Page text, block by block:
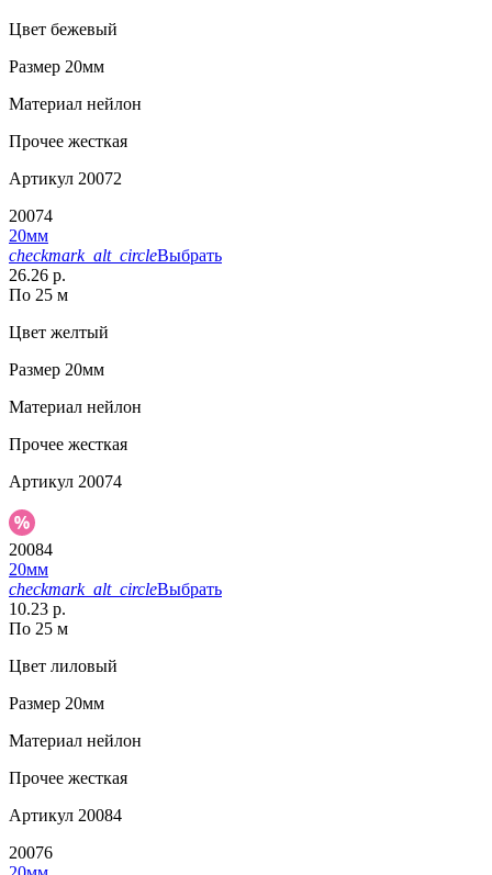
Цвет бежевый
Размер 20мм
Материал нейлон
Прочее жесткая
Артикул 20072
20074
20мм
checkmark_alt_circleВыбрать
26.26 р.
По 25 м
Цвет желтый
Размер 20мм
Материал нейлон
Прочее жесткая
Артикул 20074
20084
20мм
checkmark_alt_circleВыбрать
10.23 р.
По 25 м
Цвет лиловый
Размер 20мм
Материал нейлон
Прочее жесткая
Артикул 20084
20076